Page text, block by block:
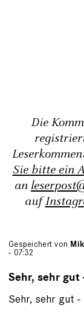
Die
Sie bitte ein
an
auf
Gespeichert von
- 07:32
Sehr, sehr gut
Sehr, sehr gut -